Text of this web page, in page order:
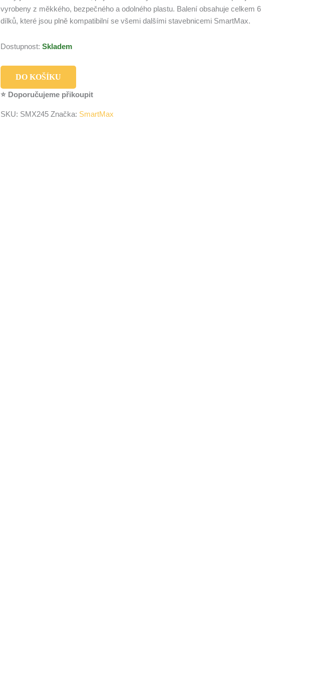
vyrobeny z měkkého, bezpečného a odolného plastu. Balení obsahuje celkem 6
dílků, které jsou plně kompatibilní se všemi dalšími stavebnicemi SmartMax.
Dostupnost: Skladem
DO KOŠÍKU
⭐ Doporučujeme přikoupit
SKU: SMX245 Značka: SmartMax